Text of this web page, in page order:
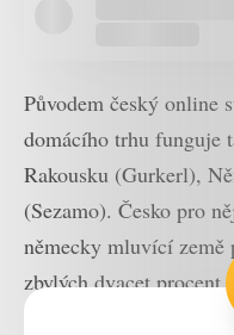
Původem český online
domácího trhu funguje
Rakousku (Gurkerl),
(Sezamo). Česko pro
německy mluvící země
zbylých dvacet
zahraničí se postupně